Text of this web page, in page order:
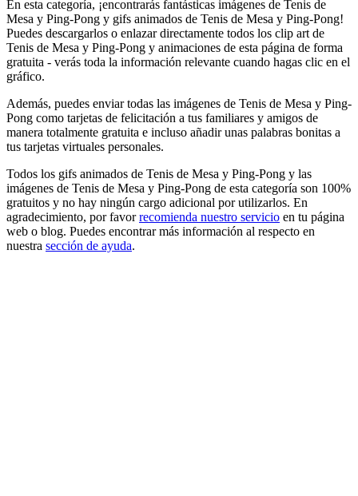
En esta categoría, ¡encontrarás fantásticas imágenes de Tenis de
Mesa y Ping-Pong y gifs animados de Tenis de Mesa y Ping-Pong!
Puedes descargarlos o enlazar directamente todos los clip art de
Tenis de Mesa y Ping-Pong y animaciones de esta página de forma
gratuita - verás toda la información relevante cuando hagas clic en el
gráfico.
Además, puedes enviar todas las imágenes de Tenis de Mesa y Ping-
Pong como tarjetas de felicitación a tus familiares y amigos de
manera totalmente gratuita e incluso añadir unas palabras bonitas a
tus tarjetas virtuales personales.
Todos los gifs animados de Tenis de Mesa y Ping-Pong y las
imágenes de Tenis de Mesa y Ping-Pong de esta categoría son 100%
gratuitos y no hay ningún cargo adicional por utilizarlos. En
agradecimiento, por favorrecomienda nuestro servicio en tu página
web o blog. Puedes encontrar más información al respecto en
nuestra sección de ayuda.